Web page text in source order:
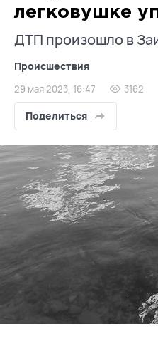
легковушке
ДТП произошло в
Происшествия
29 мая 2023, 16:47 3162
Поделиться